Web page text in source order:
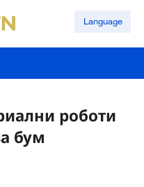
Language
роботи
бум